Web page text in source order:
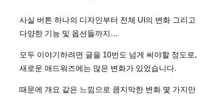
사실 버튼 하나의 디자인부터 전체 UI의 변화 그리고
다양한 기능 및 옵션들까지…
모두 이야기하려면 글을 10번도 넘게 써야할 정도로,
새로운 애드워즈에는 많은 변화가 있었습니다.
때문에 개요 같은 느낌으로 큼지막한 변화 몇 가지만